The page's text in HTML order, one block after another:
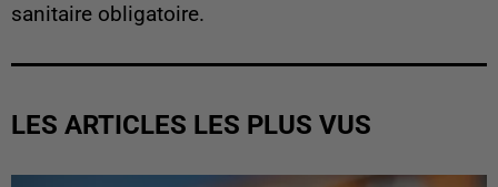
sanitaire obligatoire.
LES ARTICLES LES PLUS VUS